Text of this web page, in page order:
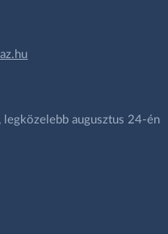
legközelebb augusztus 24-én